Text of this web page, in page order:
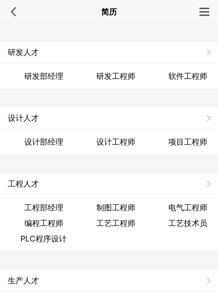
简历
研发人才
研发部经理 研发工程师 软件工程师
设计人才
设计部经理 设计工程师 项目工程师
工程人才
工程部经理 制图工程师
电气工程师
编程工程师
工艺工程师
工艺技术员
PLC程序设计
生产人才